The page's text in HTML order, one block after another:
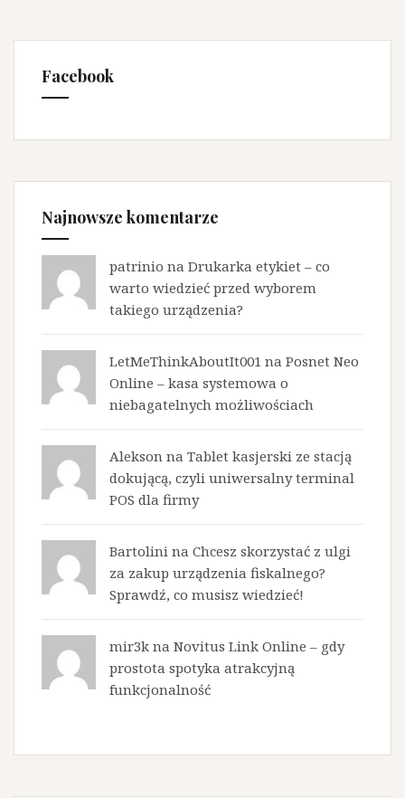
Facebook
Najnowsze komentarze
patrinio na Drukarka etykiet – co
warto wiedzieć przed wyborem
takiego urządzenia?
LetMeThinkAboutIt001 na Posnet Neo
Online – kasa systemowa o
niebagatelnych możliwościach
Alekson na Tablet kasjerski ze stacją
dokującą, czyli uniwersalny terminal
POS dla firmy
Bartolini na Chcesz skorzystać z ulgi
za zakup urządzenia fiskalnego?
Sprawdź, co musisz wiedzieć!
mir3k na Novitus Link Online – gdy
prostota spotyka atrakcyjną
funkcjonalność